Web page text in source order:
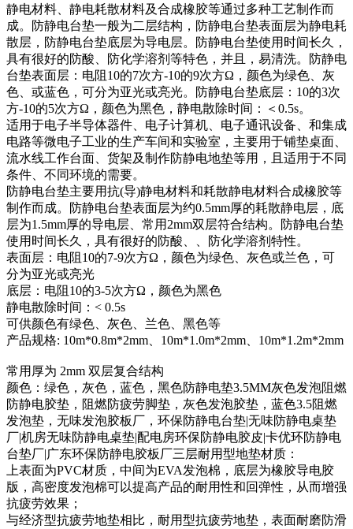
静电材料、静电耗散材料及合成橡胶等通过多种工艺制作而
成。防静电台垫一般为二层结构，防静电台垫表面层为静电耗
散层，防静电台垫底层为导电层。防静电台垫使用时间长久，
具有很好的防酸、防化学溶剂等特色，并且，易清洗。防静电
台垫表面层：电阻10的7次方-10的9次方Ω，颜色为绿色、灰
色、或蓝色，可分为亚光或亮光。防静电台垫底层：10的3次
方-10的5次方Ω，颜色为黑色，静电散除时间：＜0.5s。
适用于电子半导体器件、电子计算机、电子通讯设备、和集成
电路等微电子工业的生产车间和实验室，主要用于铺垫桌面、
流水线工作台面、货架及制作防静电地垫等用，且适用于不同
条件、不同环境的需要。
防静电台垫主要用抗(导)静电材料和耗散静电材料合成橡胶等
制作而成。防静电台垫表面层为约0.5mm厚的耗散静电层，底
层为1.5mm厚的导电层、常用2mm双层符合结构。防静电台垫
使用时间长久，具有很好的防酸、、防化学溶剂特性。
表面层：电阻10的7-9次方Ω，颜色为绿色、灰色或兰色，可
分为亚光或亮光
底层：电阻10的3-5次方Ω，颜色为黑色
静电散除时间：< 0.5s
可供颜色有绿色、灰色、兰色、黑色等
产品规格: 10m*0.8m*2mm、10m*1.0m*2mm、10m*1.2m*2mm
常用厚为 2mm 双层复合结构
颜色：绿色，灰色，蓝色，黑色防静电垫3.5MM灰色发泡阻燃
防静电胶垫，阻燃防疲劳脚垫，灰色发泡胶垫，蓝色3.5阻燃
发泡垫，无味发泡胶板厂，环保防静电台垫|无味防静电桌垫
厂|机房无味防静电桌垫|配电房环保防静电胶皮|卡优环防静电
台垫厂|广东环保防静电胶板厂三层耐用型地垫材质：
上表面为PVC材质，中间为EVA发泡棉，底层为橡胶导电胶
版，高密度发泡棉可以提高产品的耐用性和回弹性，从而增强
抗疲劳效果；
与经济型抗疲劳地垫相比，耐用型抗疲劳地垫，表面耐磨防滑